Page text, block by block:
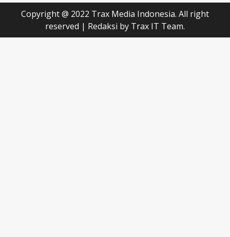
Copyright @ 2022 Trax Media Indonesia. All right
reserved | Redaksi by Trax IT Team.